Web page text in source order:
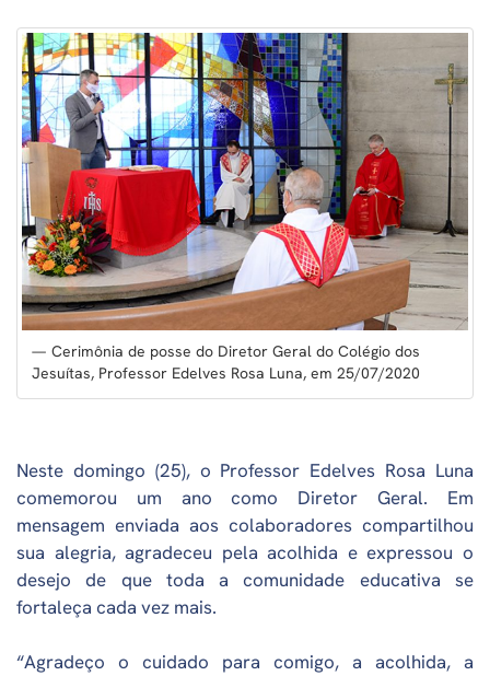
Cerimônia de posse do Diretor Geral do Colégio dos
Jesuítas, Professor Edelves Rosa Luna, em 25/07/2020
Neste domingo (25), o Professor Edelves Rosa Luna
comemorou um ano como Diretor Geral. Em
mensagem enviada aos colaboradores compartilhou
sua alegria, agradeceu pela acolhida e expressou o
desejo de que toda a comunidade educativa se
fortaleça cada vez mais.
“Agradeço o cuidado para comigo, a acolhida, a